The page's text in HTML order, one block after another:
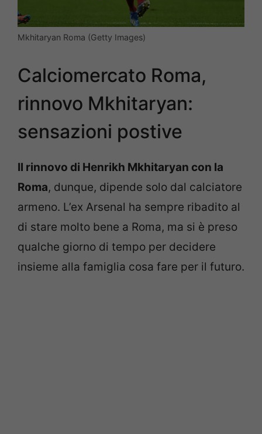
Mkhitaryan Roma (Getty Images)
Calciomercato Roma,
rinnovo Mkhitaryan:
sensazioni postive
Il rinnovo di Henrikh Mkhitaryan con la
Roma, dunque, dipende solo dal calciatore
armeno. L’ex Arsenal ha sempre ribadito al
di stare molto bene a Roma, ma si è preso
qualche giorno di tempo per decidere
insieme alla famiglia cosa fare per il futuro.